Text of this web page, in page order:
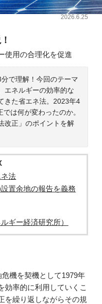
2026.6.25
使用の合理化を促進
で理解！今回のテーマ
エネルギーの効率的な
きた省エネ法。2023年4
は何が変わったのか。
改正」のポイントを解
法
置余地の報告を義務
ギー経済研究所）
機を契機として1979年
効率的に利用していくこ
を繰り返しながらその規